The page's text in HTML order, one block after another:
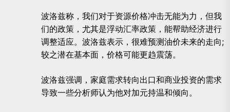
波洛兹称，我们对于资源价格冲击无能为力，但我
们的政策，尤其是浮动汇率政策，能帮助经济进行
调整适应。波洛兹表示，很难预测油价未来的走向;
较之潜在基本面，价格可能更趋震荡。
波洛兹强调，家庭需求转向出口和商业投资的需求
导致一些分析师认为他对加元持温和倾向。